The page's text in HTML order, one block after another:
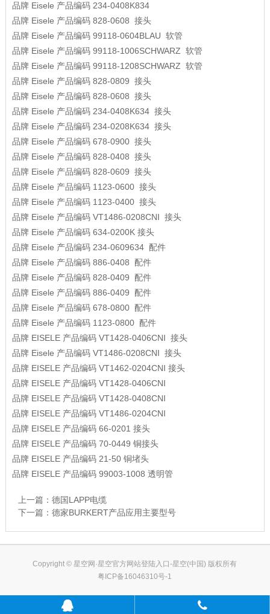
品牌 Eisele 产品编码 234-0408K834
品牌 Eisele 产品编码 828-0608 接头
品牌 Eisele 产品编码 99118-0604BLAU 软管
品牌 Eisele 产品编码 99118-1006SCHWARZ 软管
品牌 Eisele 产品编码 99118-1208SCHWARZ 软管
品牌 Eisele 产品编码 828-0809 接头
品牌 Eisele 产品编码 828-0608 接头
品牌 Eisele 产品编码 234-0408K634 接头
品牌 Eisele 产品编码 234-0208K634 接头
品牌 Eisele 产品编码 678-0900 接头
品牌 Eisele 产品编码 828-0408 接头
品牌 Eisele 产品编码 828-0609 接头
品牌 Eisele 产品编码 1123-0600 接头
品牌 Eisele 产品编码 1123-0400 接头
品牌 Eisele 产品编码 VT1486-0208CNI 接头
品牌 Eisele 产品编码 634-0200K 接头
品牌 Eisele 产品编码 234-0609634 配件
品牌 Eisele 产品编码 886-0408 配件
品牌 Eisele 产品编码 828-0409 配件
品牌 Eisele 产品编码 886-0409 配件
品牌 Eisele 产品编码 678-0800 配件
品牌 Eisele 产品编码 1123-0800 配件
品牌 EISELE 产品编码 VT1428-0406CNI 接头
品牌 Eisele 产品编码 VT1486-0208CNI 接头
品牌 EISELE 产品编码 VT1462‐0204CNI 接头
品牌 EISELE 产品编码 VT1428‐0406CNI
品牌 EISELE 产品编码 VT1428‐0408CNI
品牌 EISELE 产品编码 VT1486‐0204CNI
品牌 EISELE 产品编码 66-0201 接头
品牌 EISELE 产品编码 70-0449 铜接头
品牌 EISELE 产品编码 21-50 铜堵头
品牌 EISELE 产品编码 99003-1008 透明管
上一篇： 德国LAPP电缆
下一篇： 德家BURKERT产品应用主要型号
Copyright © 星空网·星空官方网站登陆入口-星空(中国) 版权所有
粤ICP备16046310号-1